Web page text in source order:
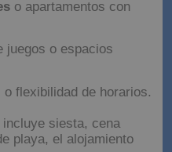
alojamiento es medio
o apartamentos con
juegos o espacios
flexibilidad de horarios.